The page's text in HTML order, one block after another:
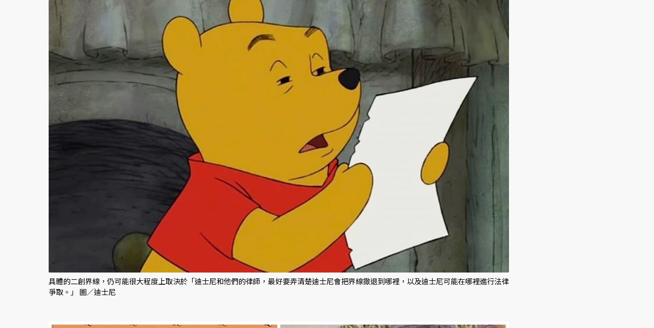
具體的二創界線，仍可能很大程度上取決於「迪士尼和他們的律師，最好要弄清楚迪士尼會把界線撤退到哪裡，以及迪士尼可能在哪裡進行法律
爭取。」 圖／迪士尼